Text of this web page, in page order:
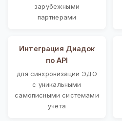
зарубежными
партнерами
Интеграция Диадок
по API
для синхронизации ЭДО
с уникальными
самописными системами
учета